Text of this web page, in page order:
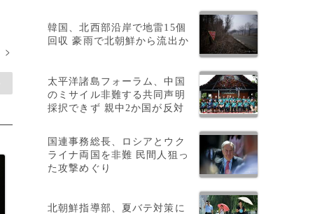
>
韓国、北西部沿岸で地雷15個
回収 豪雨で北朝鮮から流出か
太平洋諸島フォーラム、中国
のミサイル非難する共同声明
採択できず 親中2か国が反対
国連事務総長、ロシアとウク
ライナ両国を非難 民間人狙っ
た攻撃めぐり
北朝鮮指導部、夏バテ対策に